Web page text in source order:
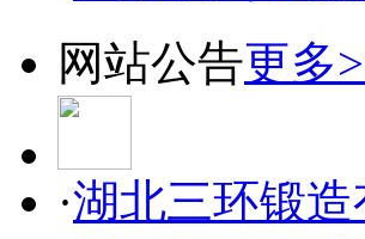
网站公告更多
·湖北三环锻